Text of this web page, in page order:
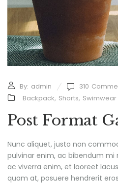
By: admin 310
Backpack, Shorts, Swimwear
Post Format
Nunc aliquet, justo non
pulvinar enim, ac bibendum mi
ac viverra enim, et laoreet
quam at, posuere hendrerit